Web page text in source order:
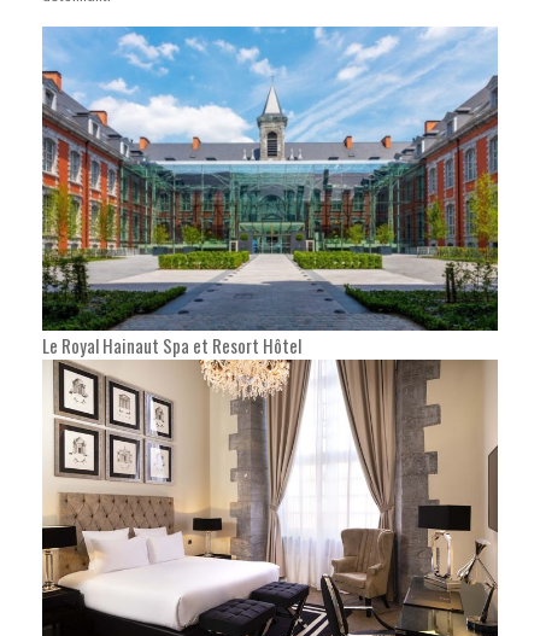
Le Royal Hainaut Spa et Resort Hôtel